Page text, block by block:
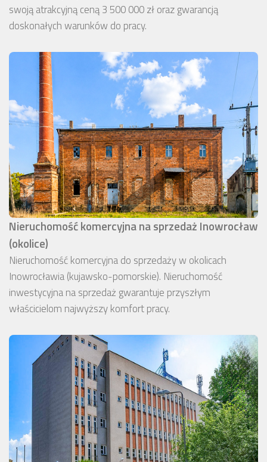
swoją atrakcyjną ceną 3 500 000 zł oraz gwarancją
doskonałych warunków do pracy.
Nieruchomość komercyjna na sprzedaż Inowrocław
(okolice)
Nieruchomość komercyjna do sprzedaży w okolicach
Inowrocławia (kujawsko-pomorskie). Nieruchomość
inwestycyjna na sprzedaż gwarantuje przyszłym
właścicielom najwyższy komfort pracy.